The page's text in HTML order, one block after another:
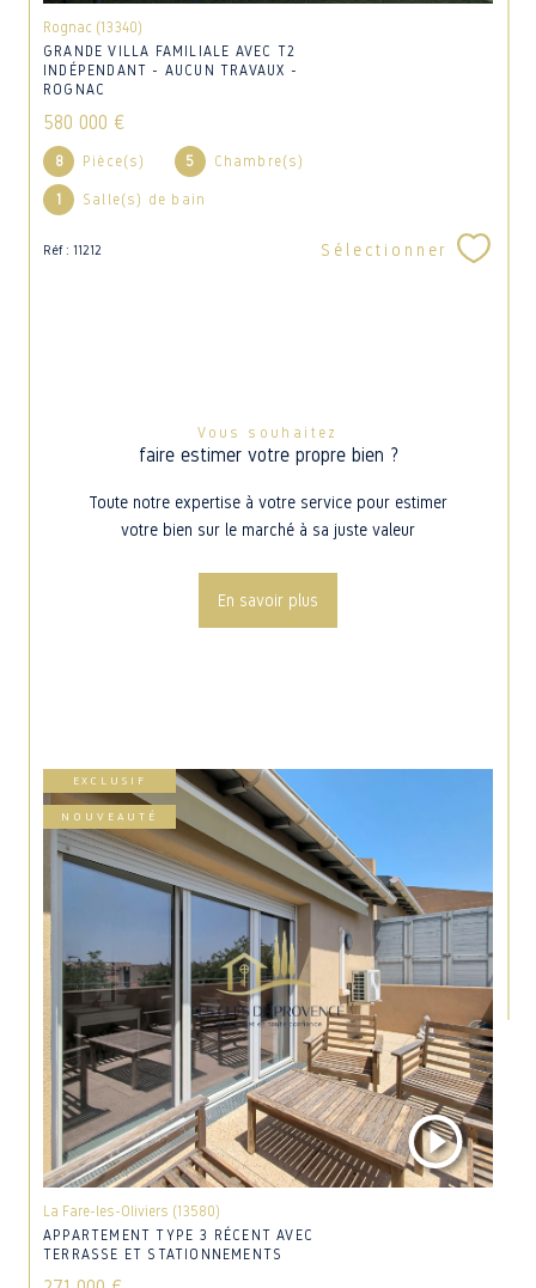
Rognac (13340)
GRANDE VILLA FAMILIALE AVEC T2
INDÉPENDANT - AUCUN TRAVAUX -
ROGNAC
580 000 €
8 Pièce(s) 5 Chambre(s)
1 Salle(s) de bain
Réf : 11212 Sélectionner
Vous souhaitez
faire estimer votre propre bien ?
Toute notre expertise à votre service pour estimer
votre bien sur le marché à sa juste valeur
En savoir plus
EXCLUSIF
NOUVEAUTÉ
La Fare-les-Oliviers (13580)
APPARTEMENT TYPE 3 RÉCENT AVEC
TERRASSE ET STATIONNEMENTS